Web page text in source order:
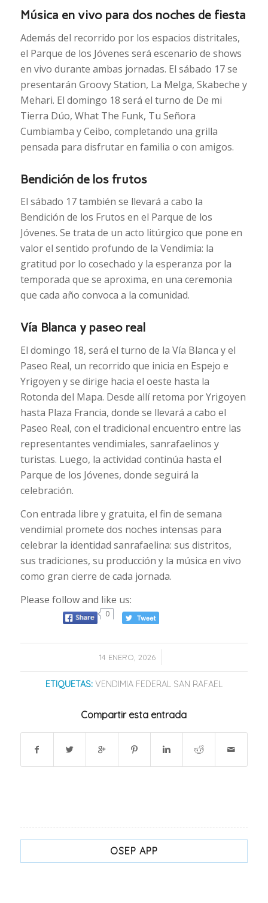
Música en vivo para dos noches de fiesta
Además del recorrido por los espacios distritales,
el Parque de los Jóvenes será escenario de shows
en vivo durante ambas jornadas. El sábado 17 se
presentarán Groovy Station, La Melga, Skabeche y
Mehari. El domingo 18 será el turno de De mi
Tierra Dúo, What The Funk, Tu Señora
Cumbiamba y Ceibo, completando una grilla
pensada para disfrutar en familia o con amigos.
Bendición de los frutos
El sábado 17 también se llevará a cabo la
Bendición de los Frutos en el Parque de los
Jóvenes. Se trata de un acto litúrgico que pone en
valor el sentido profundo de la Vendimia: la
gratitud por lo cosechado y la esperanza por la
temporada que se aproxima, en una ceremonia
que cada año convoca a la comunidad.
Vía Blanca y paseo real
El domingo 18, será el turno de la Vía Blanca y el
Paseo Real, un recorrido que inicia en Espejo e
Yrigoyen y se dirige hacia el oeste hasta la
Rotonda del Mapa. Desde allí retoma por Yrigoyen
hasta Plaza Francia, donde se llevará a cabo el
Paseo Real, con el tradicional encuentro entre las
representantes vendimiales, sanrafaelinos y
turistas. Luego, la actividad continúa hasta el
Parque de los Jóvenes, donde seguirá la
celebración.
Con entrada libre y gratuita, el fin de semana
vendimial promete dos noches intensas para
celebrar la identidad sanrafaelina: sus distritos,
sus tradiciones, su producción y la música en vivo
como gran cierre de cada jornada.
Please follow and like us:
0
14 ENERO, 2026
/
ETIQUETAS: VENDIMIA FEDERAL SAN RAFAEL
Compartir esta entrada
OSEP APP